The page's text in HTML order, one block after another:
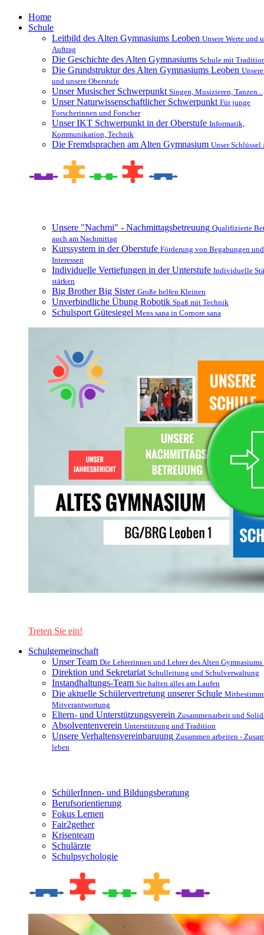
Home
Schule
Leitbild des Alten Gymnasiums Leoben Unsere Werte und
Auftrag
Die Geschichte des Alten Gymnasiums Schule mit
Die Grundstruktur des Alten Gymnasiums Leoben
und unsere Oberstufe
Unser Musischer Schwerpunkt Singen, Musizieren, Tanzen...
Unser Naturwissenschaftlicher Schwerpunkt Für junge
Forscherinnen und Forscher
Unser IKT Schwerpunkt in der Oberstufe Informatik,
Kommunikation, Technik
Die Fremdsprachen am Alten Gymnasium Unser Schlüssel
Unsere "Nachmi" - Nachmittagsbetreuung Qualifizierte
auch am Nachmittag
Kurssystem in der Oberstufe Förderung von Begabungen und
Interessen
Individuelle Vertiefungen in der Unterstufe Individuelle
stärken
Big Brother Big Sister Große helfen Kleinen
Unverbindliche Übung Robotik Spaß mit Technik
Schulsport Gütesiegel Mens sana in Corpore sana
Treten Sie ein!
Schulgemeinschaft
Unser Team Die Lehrerinnen und Lehrer des Alten
Direktion und Sekretariat Schulleitung und Schulverwaltung
Instandhaltungs-Team Sie halten alles am Laufen
Die aktuelle Schülervertretung unserer Schule
Mitverantwortung
Eltern- und Unterstützungsverein Zusammenarbeit und
Absolventenverein Unterstützung und Tradition
Unsere Verhaltensvereinbaruung Zusammen arbeiten -
leben
SchülerInnen- und Bildungsberatung
Berufsorientierung
Fokus Lernen
Fair2gether
Krisenteam
Schulärzte
Schulpsychologie